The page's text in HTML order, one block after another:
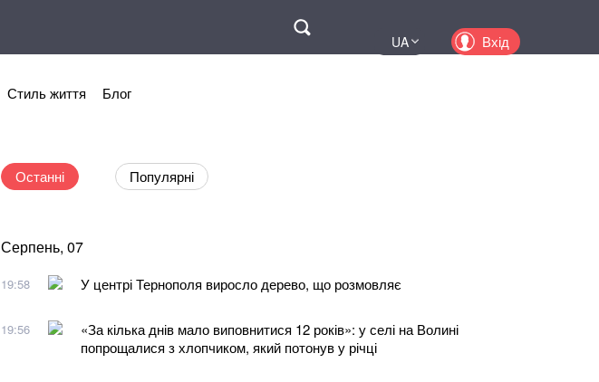
UA
Вхід
Стиль життя Блог
Останні Популярні
Серпень, 07
19:58 У центрі Тернополя виросло дерево, що розмовляє
19:56
«За кілька днів мало виповнитися 12 років»: у селі на Волині
попрощалися з хлопчиком, який потонув у річці